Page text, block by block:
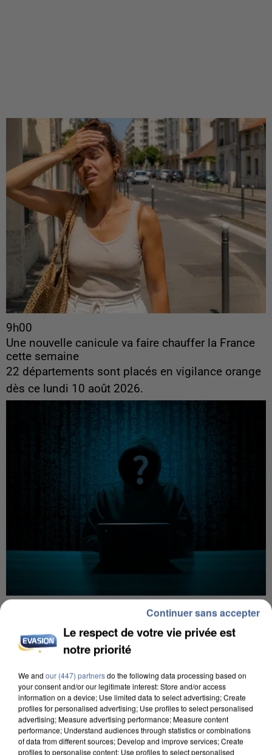
9h00
Une nouvelle canicule va faire chauffer la France
cette semaine
22 départements sont placés en vigilance orange
dès ce lundi 10 août 2026.
Les données de 300 000 clients dérobées à
Intermarché après une...
Les données bancaires ne seraient pas
concernées.
Le respect de votre vie privée est
notre priorité
We and our (447) partnersdo the following data processing based on
your consent and/or our legitimate interest: Store and/or access
information on a device; Use limited data to select advertising; Create
profiles for personalised advertising; Use profiles to select personalised
advertising; Measure advertising performance; Measure content
performance; Understand audiences through statistics or combinations
of data from different sources; Develop and improve services; Create
profiles to personalise content; Use profiles to select personalised
Continuer sans accepter